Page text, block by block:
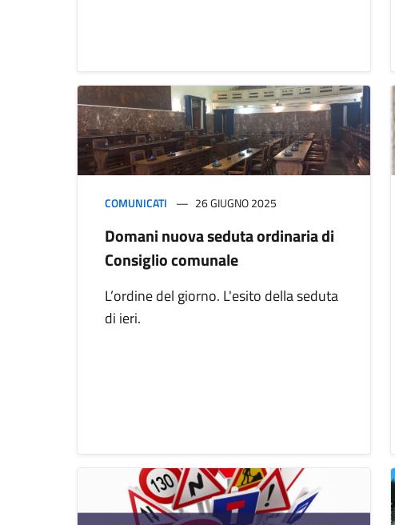
COMUNICATI 26 GIUGNO 2025
Domani nuova seduta ordinaria di
Consiglio comunale
L’ordine del giorno. L'esito della seduta
di ieri.